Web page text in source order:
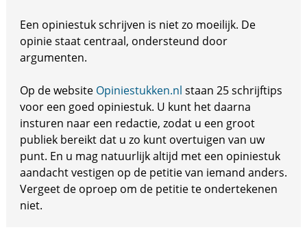
Een opiniestuk schrijven is niet zo moeilijk. De
opinie staat centraal, ondersteund door
argumenten.
Op de website Opiniestukken.nl staan 25 schrijftips
voor een goed opiniestuk. U kunt het daarna
insturen naar een redactie, zodat u een groot
publiek bereikt dat u zo kunt overtuigen van uw
punt. En u mag natuurlijk altijd met een opiniestuk
aandacht vestigen op de petitie van iemand anders.
Vergeet de oproep om de petitie te ondertekenen
niet.